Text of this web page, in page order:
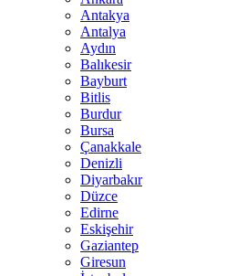
Antakya
Antalya
Aydın
Balıkesir
Bayburt
Bitlis
Burdur
Bursa
Çanakkale
Denizli
Diyarbakır
Düzce
Edirne
Eskişehir
Gaziantep
Giresun